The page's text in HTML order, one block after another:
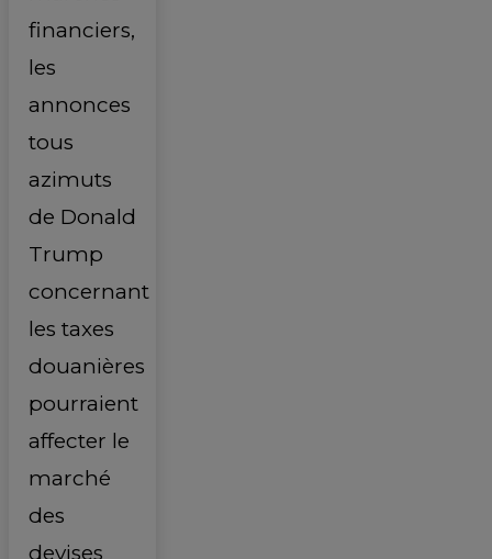
financiers,
les
annonces
tous
azimuts
de Donald
Trump
concernant
les taxes
douanières
pourraient
affecter le
marché
des
devises